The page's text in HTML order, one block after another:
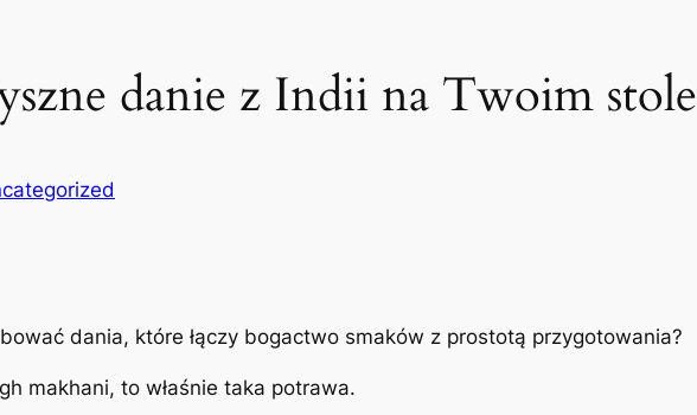
danie z Indii na Twoim stole
dania, które łączy bogactwo smaków z prostotą przygotowania?
makhani, to właśnie taka potrawa.